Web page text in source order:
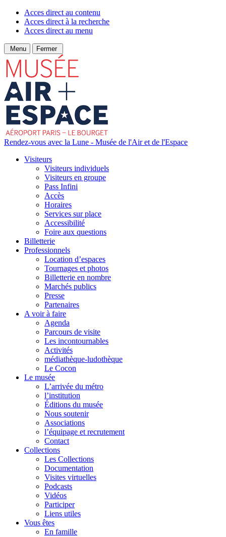
Acces direct au contenu
Acces direct à la recherche
Acces direct au menu
Menu Fermer
Rendez-vous avec la Lune - Musée de l'Air et de l'Espace
Visiteurs
Visiteurs individuels
Visiteurs en groupe
Pass Infini
Accès
Horaires
Services sur place
Accessibilité
Foire aux questions
Billetterie
Professionnels
Location d’espaces
Tournages et photos
Billetterie en nombre
Marchés publics
Presse
Partenaires
A voir à faire
Agenda
Parcours de visite
Les incontournables
Activités
médiathèque-ludothèque
Le Cocon
Le musée
L’arrivée du métro
l’institution
Éditions du musée
Nous soutenir
Associations
l’équipage et recrutement
Contact
Collections
Les Collections
Documentation
Visites virtuelles
Podcasts
Vidéos
Participer
Liens utiles
Vous êtes
En famille